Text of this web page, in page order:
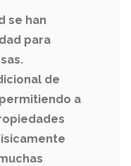
se han
para
de
a